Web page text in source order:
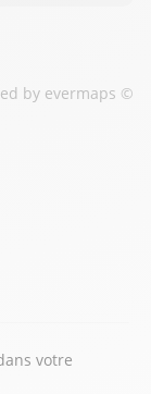
by evermaps ©
votre